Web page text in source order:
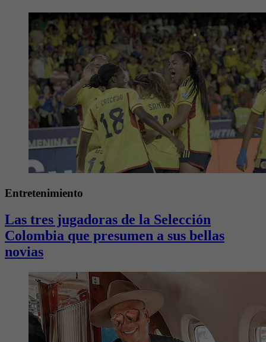
Entretenimiento
Las tres jugadoras de la Selección
Colombia que presumen a sus bellas
novias